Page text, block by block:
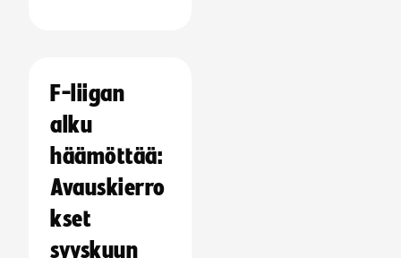
F-liigan
alku
häämöttää:
Avauskierro
kset
syyskuun